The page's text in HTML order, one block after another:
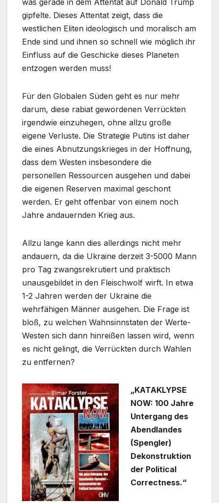
was gerade in dem Attentat auf Donald Trump
gipfelte. Dieses Attentat zeigt, dass die
westlichen Eliten ideologisch und moralisch am
Ende sind und ihnen so schnell wie möglich ihr
Einfluss auf die Geschicke dieses Planeten
entzogen werden muss!
Für den Globalen Süden geht es nur mehr
darum, diese rabiat gewordenen Verrückten
irgendwie einzuhegen, ohne allzu große
eigene Verluste. Die Strategie Putins ist daher
die eines Abnutzungskrieges in der Hoffnung,
dass dem Westen insbesondere die
personellen Ressourcen ausgehen und dabei
die eigenen Reserven maximal geschont
werden. Er geht offenbar von einem noch
Jahre andauernden Krieg aus.
Allzu lange kann dies allerdings nicht mehr
andauern, da die Ukraine derzeit 3-5000 Mann
pro Tag zwangsrekrutiert und praktisch
unausgebildet in den Fleischwolf wirft. In etwa
1-2 Jahren werden der Ukraine die
wehrfähigen Männer ausgehen. Die Frage ist
bloß, zu welchen Wahnsinnstaten der Werte-
Westen sich dann hinreißen lassen wird, wenn
es nicht gelingt, die Verrückten durch Wahlen
zu entfernen?
„KATAKLYPSE
NOW: 100 Jahre
Untergang des
Abendlandes
(Spengler)
Dekonstruktion
der Political
Correctness.“